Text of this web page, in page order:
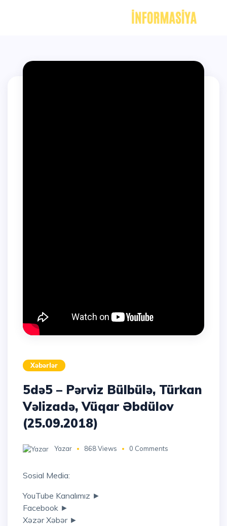
Xəbərlər
5də5 – Pərviz Bülbülə, Türkan
Vəlizadə, Vüqar Əbdülov
(25.09.2018)
Yazar 868 Views 0 Comments
Sosial Media:
YouTube Kanalımız ►
Facebook ►
Xəzər Xəbər ►